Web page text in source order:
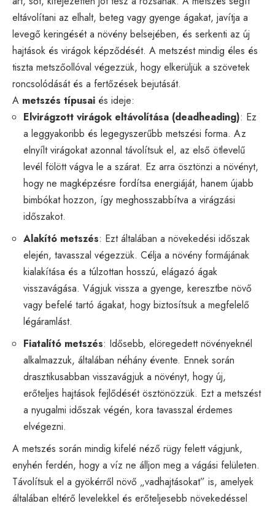
eltávolítani az elhalt, beteg vagy gyenge ágakat, javítja a
levegő keringését a növény belsejében, és serkenti az új
hajtások és virágok képződését. A metszést mindig éles és
tiszta metszőollóval végezzük, hogy elkerüljük a szövetek
roncsolódását és a fertőzések bejutását.
A metszés típusai és ideje:
Elvirágzott virágok eltávolítása (deadheading): Ez
a leggyakoribb és legegyszerűbb metszési forma. Az
elnyílt virágokat azonnal távolítsuk el, az első ötlevelű
levél fölött vágva le a szárat. Ez arra ösztönzi a növényt,
hogy ne magképzésre fordítsa energiáját, hanem újabb
bimbókat hozzon, így meghosszabbítva a virágzási
időszakot.
Alakító metszés: Ezt általában a növekedési időszak
elején, tavasszal végezzük. Célja a növény formájának
kialakítása és a túlzottan hosszú, elágazó ágak
visszavágása. Vágjuk vissza a gyenge, keresztbe növő
vagy befelé tartó ágakat, hogy biztosítsuk a megfelelő
légáramlást.
Fiatalító metszés: Idősebb, elöregedett növényeknél
alkalmazzuk, általában néhány évente. Ennek során
drasztikusabban visszavágjuk a növényt, hogy új,
erőteljes hajtások fejlődését ösztönözzük. Ezt a metszést
a nyugalmi időszak végén, kora tavasszal érdemes
elvégezni.
A metszés során mindig kifelé néző rügy felett vágjunk,
enyhén ferdén, hogy a víz ne álljon meg a vágási felületen.
Távolítsuk el a gyökérről növő „vadhajtásokat” is, amelyek
általában eltérő levelekkel és erőteljesebb növekedéssel